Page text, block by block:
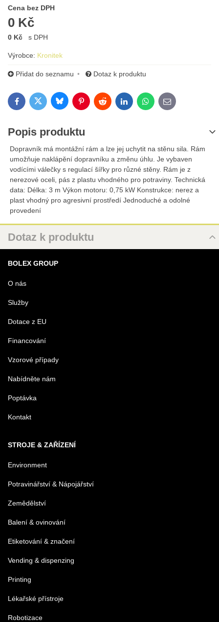
Cena bez DPH
0 Kč
Cena s DPH
0 Kč s DPH
Výrobce: Kronitek
Přidat do seznamu Dotaz k produktu
FacebookTwitterBlueskyPinterestRedditLinkedInWhatsApp
E-mail
Popis produktu
Dopravník má montážní rám a lze jej uchytit na stěnu sila. Rám
umožňuje naklápění dopravníku a změnu úhlu. Je vybaven
vodícími válečky s regulací šířky pro různé stěny. Rám je z
nerezové oceli, pás z plastu vhodného pro potraviny. Technická
data: Délka: 3 m Výkon motoru: 0,75 kW Konstrukce: nerez a
plast vhodný pro agresivní prostředí Jednoduché a odolné
provedení
Dotaz k produktu
URL
PRODUKT
MENO
E-MAIL
TELEFÓN
BOLEX GROUP
O nás
Služby
Dotace z EU
Financování
Vzorové případy
Nabídněte nám
Poptávka
Kontakt
STROJE & ZAŘÍZENÍ
Environment
Potravinářství & Nápojářství
Zemědělství
Balení & ovinování
Etiketování & značení
Vending & dispenzing
Printing
Lékařské přístroje
Robotizace